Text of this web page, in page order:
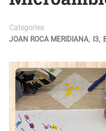
Categories
JOAN ROCA MERIDIANA, I3,